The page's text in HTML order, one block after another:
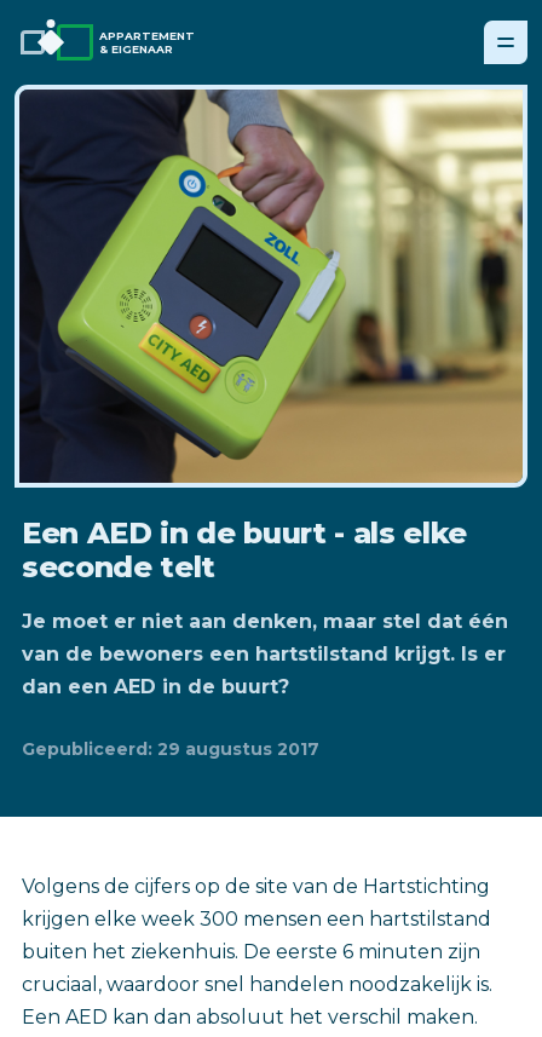
APPARTEMENT
& EIGENAAR
Een AED in de buurt - als elke
seconde telt
Je moet er niet aan denken, maar stel dat één
van de bewoners een hartstilstand krijgt. Is er
dan een AED in de buurt?
Gepubliceerd: 29 augustus 2017
Volgens de cijfers op de site van de Hartstichting
krijgen elke week 300 mensen een hartstilstand
buiten het ziekenhuis. De eerste 6 minuten zijn
cruciaal, waardoor snel handelen noodzakelijk is.
Een AED kan dan absoluut het verschil maken.